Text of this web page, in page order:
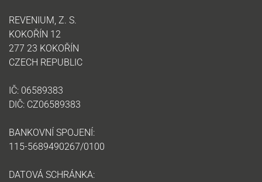
REVENIUM, Z. S.
KOKOŘÍN 12
277 23 KOKOŘÍN
CZECH REPUBLIC
IČ: 06589383
DIČ: CZ06589383
BANKOVNÍ SPOJENÍ:
115-5689490267/0100
DATOVÁ SCHRÁNKA: